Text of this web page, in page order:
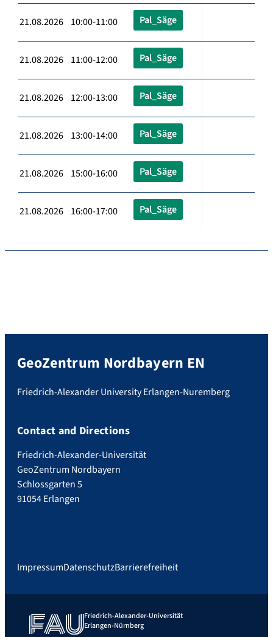
21.08.2026 10:00-11:00 Pal_Säge
21.08.2026 11:00-12:00 Pal_Säge
21.08.2026 12:00-13:00 Pal_Säge
21.08.2026 13:00-14:00 Pal_Säge
21.08.2026 15:00-16:00 Pal_Säge
21.08.2026 16:00-17:00 Pal_Säge
GeoZentrum Nordbayern EN
Friedrich-Alexander University Erlangen-Nuremberg
Contact and Directions
Friedrich-Alexander-Universität
GeoZentrum Nordbayern
Schlossgarten 5
91054 Erlangen
ImpressumDatenschutzBarrierefreiheit
Friedrich-Alexander-Universität
Erlangen-Nürnberg